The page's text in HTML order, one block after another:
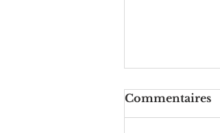
Commentaires